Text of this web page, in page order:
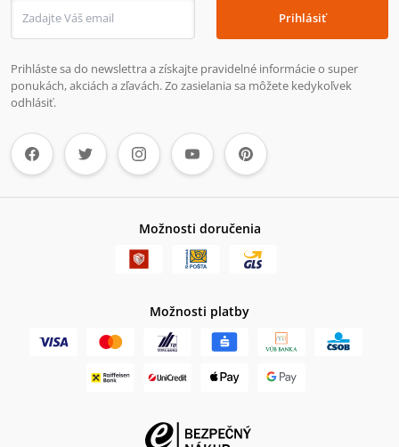
Prihlásiť
Prihláste sa do newslettra a získajte pravidelné informácie o super
ponukách, akciách a zľavách. Zo zasielania sa môžete kedykoľvek
odhlásiť.
Možnosti doručenia
Možnosti platby